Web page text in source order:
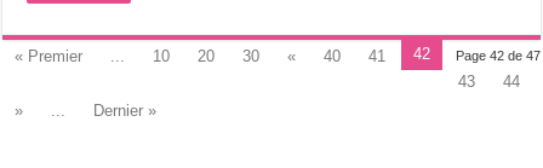
Page 42 de 47
« Premier 10 20 30 « 40 41
42
43
44
»
Dernier »